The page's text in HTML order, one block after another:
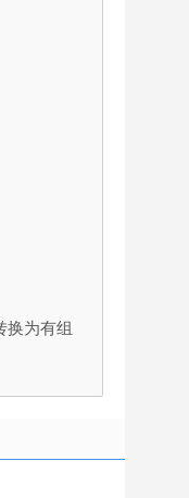
换为有组